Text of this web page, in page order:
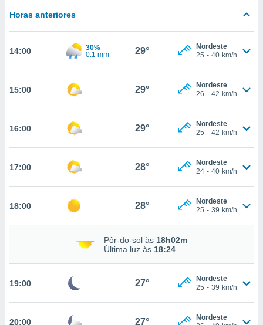
digital
ou
a nossa
ao
todos os
no
um perfil
CONTINUAR
Horas anteriores
14:00
30%
0.1 mm
29°
Nordeste
25 - 40 km/h
15:00 29°
Nordeste
26 - 42 km/h
16:00 29°
Nordeste
25 - 42 km/h
17:00 28°
Nordeste
24 - 40 km/h
18:00 28°
Nordeste
25 - 39 km/h
Pôr-do-sol às 18h02m
Última luz às 18:24
19:00 27°
Nordeste
25 - 39 km/h
20:00 27°
Nordeste